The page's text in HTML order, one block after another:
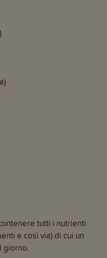
tutti i nutrienti
e così via) di cui un
giorno.